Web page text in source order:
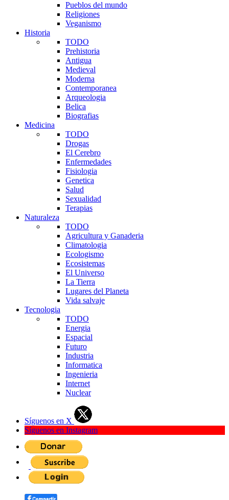
Pueblos del mundo
Religiones
Veganismo
Historia
TODO
Prehistoria
Antigua
Medieval
Moderna
Contemporanea
Arqueologia
Belica
Biografias
Medicina
TODO
Drogas
El Cerebro
Enfermedades
Fisiologia
Genetica
Salud
Sexualidad
Terapias
Naturaleza
TODO
Agricultura y Ganaderia
Climatologia
Ecologismo
Ecosistemas
El Universo
La Tierra
Lugares del Planeta
Vida salvaje
Tecnologia
TODO
Energia
Espacial
Futuro
Industria
Informatica
Ingenieria
Internet
Nuclear
Síguenos en X
Síguenos en Instagram